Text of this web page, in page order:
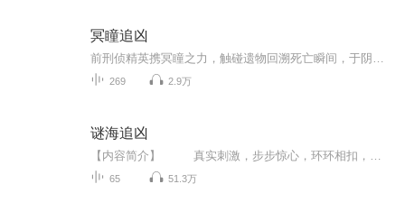
冥瞳追凶
269 2.9万
谜海追凶
65 51.3万